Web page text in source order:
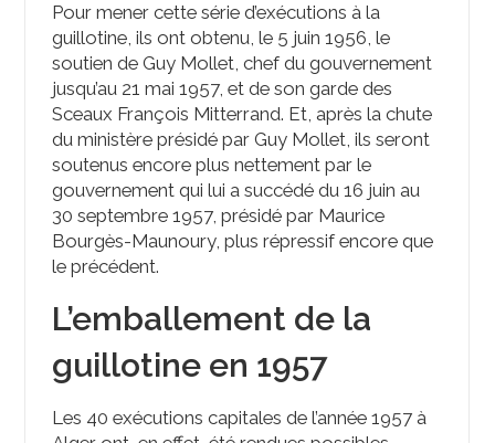
Pour mener cette série d’exécutions à la
guillotine, ils ont obtenu, le 5 juin 1956, le
soutien de Guy Mollet, chef du gouvernement
jusqu’au 21 mai 1957, et de son garde des
Sceaux François Mitterrand. Et, après la chute
du ministère présidé par Guy Mollet, ils seront
soutenus encore plus nettement par le
gouvernement qui lui a succédé du 16 juin au
30 septembre1957, présidé par Maurice
Bourgès-Maunoury, plus répressif encore que
le précédent.
L’emballement de la
guillotine en 1957
Les 40 exécutions capitales de l’année 1957 à